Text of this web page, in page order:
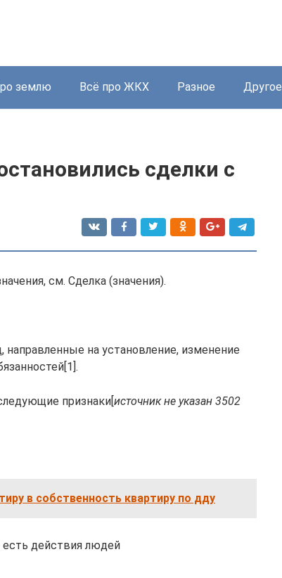
землю Всё про ЖКХ Разное Другое
сделки с
см. Сделка (значения).
на установление, изменение
признаки[источник не указан 3502
в собственность квартиру по дду
есть действия людей